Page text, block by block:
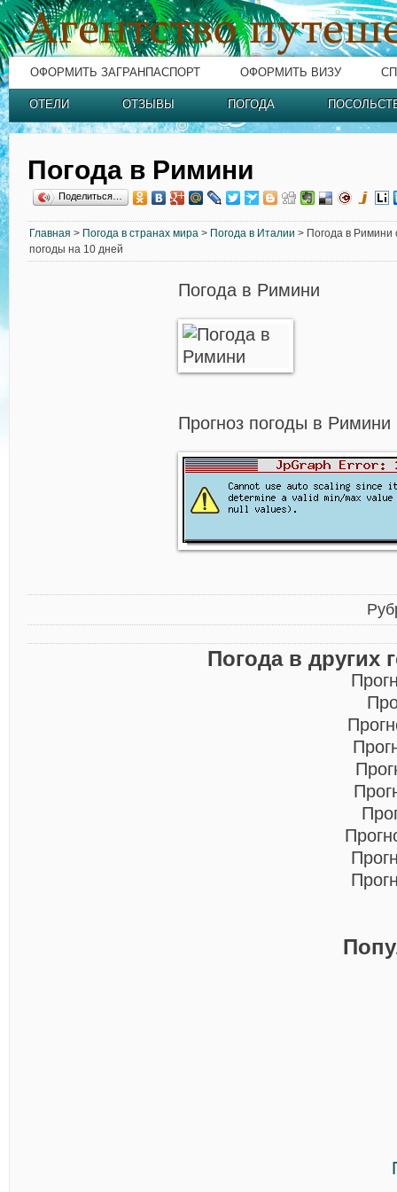
ОФОРМИТЬ ЗАГРАНПАСПОРТ ОФОРМИТЬ ВИЗУ
ОТЕЛИ ОТЗЫВЫ ПОГОДА
Погода в Римини
Поделиться…
Главная > Погода в странах мира > Погода в Италии > Погода в Римини
погоды на 10 дней
Погода в Римини
Прогноз погоды в
Погода в других